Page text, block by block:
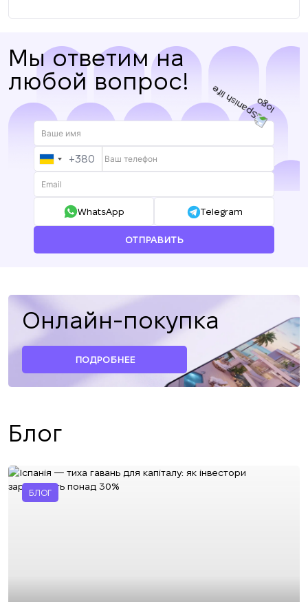
Мы ответим на
любой вопрос!
UKRAINE
+380
+380
WhatsApp Telegram
ОТПРАВИТЬ
Онлайн-покупка
ПОДРОБНЕЕ
Блог
БЛОГ